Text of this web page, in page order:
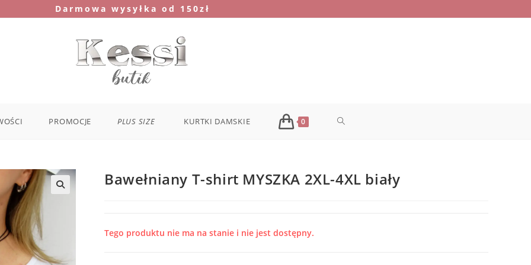
Darmowa wysyłka od 150zł
PROMOCJE PLUS SIZE KURTKI DAMSKIE 0 TOGGLE
Bawełniany T-shirt MYSZKA 2XL-4XL biały
Tego produktu nie ma na stanie i nie jest dostępny.